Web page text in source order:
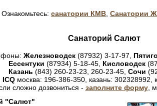
Ознакомьтесь: санатории КМВ Санатории
Санаторий Салют
Железноводск(87932) 3-17-97,
Ессентуки (87934) 5-18-45, Кисловодск
Казань (843) 260-23-23, 260-23-45, Сочи
ICQмосква: 196-386-350, казань: 302328992,
сложно дозвониться - заполните форму,
"Салют"